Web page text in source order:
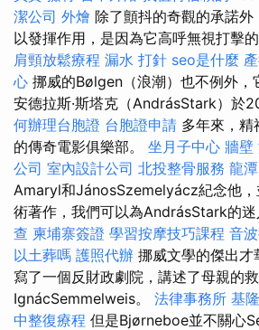
潔公司 外燴 除了顫抖的奇觀的承諾
以發揮作用，是因為它高呼無視打擊
肩頸放鬆療程 漏水 打針 seo是什麼
心 挪威的Bølgen（浪潮）也不例外，
安德拉斯·斯塔克（AndrásStark）於
何辦理台胞證 台胞證申請 多年來，精
的傳奇電影俱樂部。 坐月子中心 牆壁
公司 室內設計公司 北投整骨服務 龍
Amaryl和JánosSzemelyácz紀念他
術著作，我們可以為AndrásStark的迷
查 柬埔寨簽證 學習按摩技巧課程 音
以土葬嗎 護照代辦 挪威文學的傑出
寫了一個反財政劇院，講述了母親的
IgnácSemmelweis。 法律事務所 基
中整復療程 但是Bjørneboe並不關心